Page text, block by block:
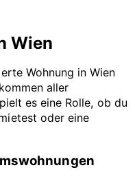
Wien
Wohnung in Wien
aller
es eine Rolle, ob du
oder eine